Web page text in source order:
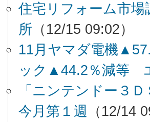
住宅リフォーム市場
所 （12/15 09:02）
11月ヤマダ電機
ック▲44.2％減等
「ニンテンドー３
今月第１週 （12/14